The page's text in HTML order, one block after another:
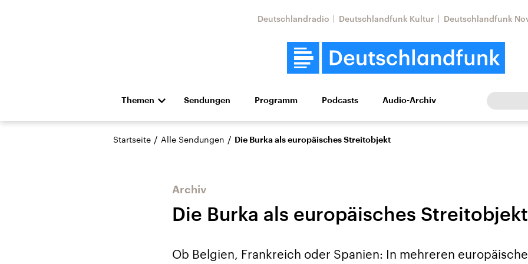
Deutschlandradio Deutschlandfunk Kultur Deutschlandfunk
Themen
Die Nachrichten Politik Wirtschaft Wissen Kultur Europa
Hörspiel und Feature Musik
Aktuelle Beiträge,
Aktuelle Lage und
Aktuelle Lage und
In unseren
Sendungen Programm Podcasts Audio-Archiv
Startseite / Alle Sendungen / Die Burka als europäisches Streitobjekt
Archiv
Die Burka als europäisches Streitobjekt
Ob Belgien, Frankreich oder Spanien: In mehreren